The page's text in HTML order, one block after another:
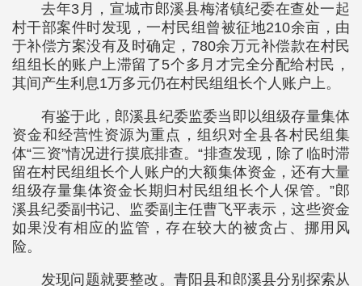
去年3月，宣城市郎溪县梅渚镇纪委在查处一起
村干部案件时发现，一村民组曾被征地210余亩，由
于补偿方案没有及时确定，780余万元补偿款在村民
组组长的账户上滞留了5个多月才完全分配给村民，
其间产生利息1万多元仍在村民组组长个人账户上。
有鉴于此，郎溪县纪委监委当即以组级存量集体
资金和经营性资源为重点，组织对全县各村民组集
体“三资”情况进行摸底排查。“排查发现，除了临时滞
留在村民组组长个人账户的大额集体资金，还有大量
组级存量集体资金长期归村民组组长个人保管。”郎
溪县纪委副书记、监委副主任曹飞平表示，这些资金
如果没有相应的监管，存在较大的被贪占、挪用风
险。
发现问题就要整改。青阳县和郎溪县分别探索从